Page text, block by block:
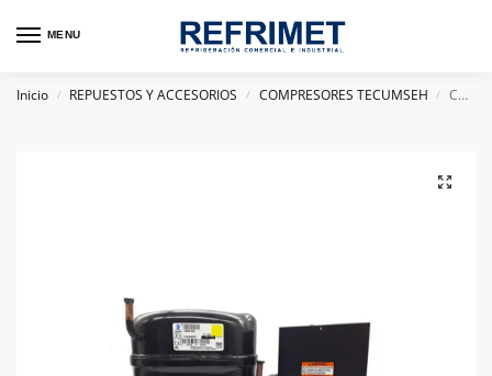
MENU
Inicio / REPUESTOS Y ACCESORIOS / COMPRESORES TECUMSEH / COMPRESOR HERMETICO TECUMSEH BRASIL 1 1/2HP TYA2446ZES R404A 220V